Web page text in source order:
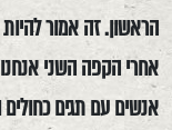
הראשון. זה אמור
אחרי הקפה השני
אנשים עם תגים כחולים